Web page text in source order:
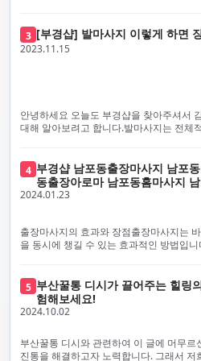
하고 개인의 건강 상태를 지속적으로 모니
체보다는 부경샵과 같이 안전과 고객 편
선택하는 것이 중요합니다.부산에서 러시
은, 항상 후불제로 운영하면서 청결과 안
에서 진정으로 즐거운 부산 러시아 홈케
죠, 부경샵은 선입금을 요구하지 않아요.
에, 주의해야 할 사항들을 반드시 확인해
조심해야 합니다. 070으로 시작하는 인터
앱에만 의존하는 업체는 특히 더 조심해
부경샵은 부산 출장 후불제 서비스를 모
악용하는 사기 업체로부터 발생할 수 있는
를 방지하기 위해 노력하고 있어요. 만약
구하는 마사지 서비스를 발견하신다면,
주세요.부경샵에서는 모든 서비스가 관
본으로 해요. 부경샵은 부산에서 부산 러
100% 후불제를 거래의 기본으로 삼고 있
시죠? 여기서만 느낄 수 있는 특별한 경험
험을 제공해요. 준비하신 모든 것에 놀랄
동안 지역에서 최고의 출장업체가 되겠다
요.부경샵의 전통적인 서비스로, 단 한 순
어드릴 거예요. 비가 오든 눈이 오든, 어디
릴게요. 부경샵의 서비스는 부산의 모든
스텔이든 아파트든, 여러분을 위해 준비
프리미엄 부산 일본인 홈케어 경험을 제
전문적으로 훈련된 관리사를 다수 보유하
현대 사회의 불확실성 속에서, 부경샵은
해 100% 후불제 시행은 물론, 코로나19
업체에 대해서는 경계하는 것이 중요합
인천에서의 안전하고 신뢰할 수 있는 고
하기 위해 고안되었습니다. 부경샵은 부산 일본인 홈케어 서비스를 전문으
로 하며, 항상 고객님의 편의와 안전을 최
거운 마사지 경험을 보장합니다. 부경샵의 서비스는 선입금 없이 이용 가능
한 부산 일본인 홈케어로, 선입금 요구 없
의 신뢰를 최우선으로 합니다. 이용 전 주
금 사기로부터 자신을 보호하는 것이 중요합니다. 부산 일본인 홈
스를 찾으실 때는 070으로 시작하는 인터
시징 플랫폼만을 이용하는 업체에 주의해
급 없이 이용할 수 있어야 하며, 부경샵은
수 있는 서비스를 제공합니다. 부경샵은 부산 일본인 홈케어 후불제의 모범
적인 피해가 발생하지 않도록 지속적으로
칭하여 선불 결제를 요구하는 마사지 서비
요합니다. '부경샵'은 관리사의 도착 이후에 결제가 이루어지는 후불제를
기본 원칙으로 하는 부산 일본인 홈케어
객님의 신뢰를 최우선으로 여기며, 모든
있습니다. 왜 부경샵이 부산에서 특별한지, 그 이유를 알려드리겠습니다.
여기서는 단순한 부산 일본인 홈케어 서비
3 [부경샵] 발마사지 이렇게 하면
2023.11.15
안녕하세요 오늘도 부경샵을 찾아주셔서
대해 알아보려고 합니다.발마사지는 전체
명하겠습니다.근육 이완과 피로 완화: 발
에 위치한 다양한 근육을 이완시키는 효과
장시간의 서있는 자세로 인해 긴장된 발
함을 제공합니다. 이는 근육의 유연성을
진하는 데 도움이 됩니다.혈액순환 개선:
데 기여합니다. 마사지로 근육과 혈관이
게 되어 세포와 조직에 산소와 영양소가
장된 근육과 신경을 완화시켜 스트레스를
경과 결절이 모여있어, 발마사지를 통해 이
함을 제공하는데 도움이 됩니다. 이는 스
의 안정을 촉진합니다.면역 시스템 강화:
의 활동을 촉진하여 감염 및 질병에 대한
사지는 림프순환을 촉진하고 세포 배출물
4 부경샵 남포동출장마사지 남포
동출장아로마 남포동홈마사지
장
2024.01.23
출장마사지의 효과와 장점출장마사지는
을 동시에 챙길 수 있는 효과적인 방법입
와 신체적, 정신적 피로를 효과적으로 완
손길은 긴장된 근육을 이완시키고, 스트레
의 안정을 가져다 줍니다. 이는 일상의 업
질을 향상시키는 데 기여합니다.근육 이
지는 근육의 긴장과 경직을 해소하고 유
능을 개선하고, 근골격계 문제 및 부상 예
5 부산꿀통 디시가 끌어주는 힐링
험해보세요!
2024.10.02
부산꿀통 디시와 관련하여 이 글에 머무르
진통을 해결하고자 노력합니다. 그래서